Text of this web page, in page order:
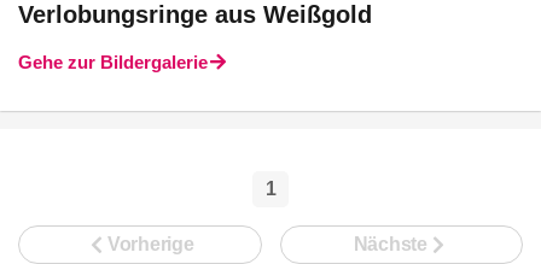
Verlobungsringe aus Weißgold
Gehe zur Bildergalerie
1
Vorherige Nächste